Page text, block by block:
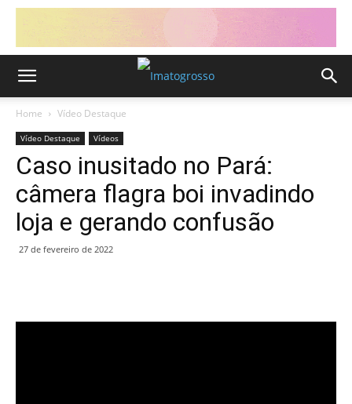
Home Vídeo Destaque
Vídeo Destaque Vídeos
Caso inusitado no Pará:
câmera flagra boi invadindo
loja e gerando confusão
27 de fevereiro de 2022